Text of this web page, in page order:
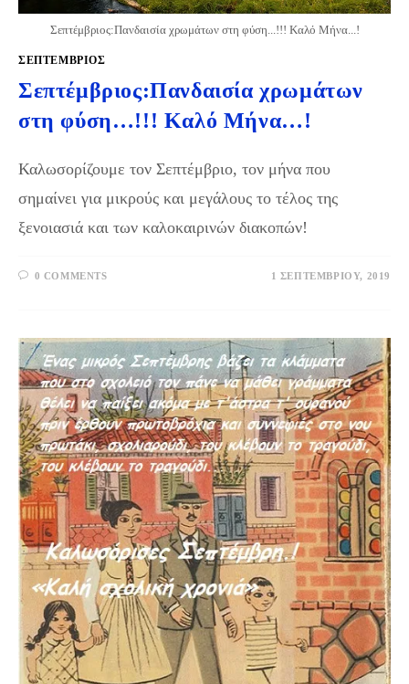
Σεπτέμβριος:Πανδαισία χρωμάτων στη φύση...!!! Καλό Μήνα...!
ΣΕΠΤΈΜΒΡΙΟΣ
Σεπτέμβριος:Πανδαισία χρωμάτων
στη φύση…!!! Καλό Μήνα…!
Καλωσορίζουμε τον Σεπτέμβριο, τον μήνα που
σημαίνει για μικρούς και μεγάλους το τέλος της
ξενοιασιά και των καλοκαιρινών διακοπών!
0 COMMENTS 1 ΣΕΠΤΕΜΒΡΊΟΥ, 2019